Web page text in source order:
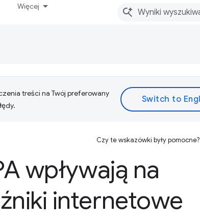
Więcej
treści na Twój preferowany
Czy te wskazówki były pomocne?
wpływają na
internetowe